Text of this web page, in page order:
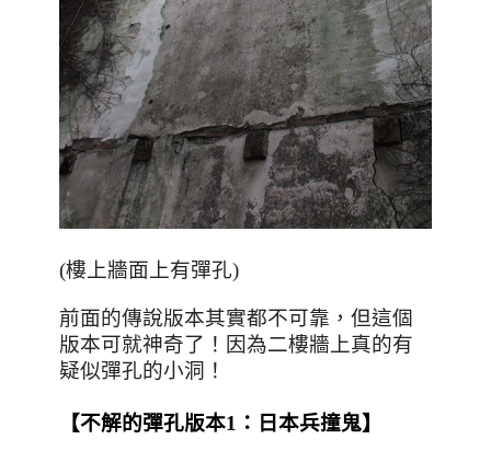
(樓上牆面上有彈孔)
前面的傳說版本其實都不可靠，但這個
版本可就神奇了！因為二樓牆上真的有
疑似彈孔的小洞！
【不解的彈孔版本1：日本兵撞鬼】